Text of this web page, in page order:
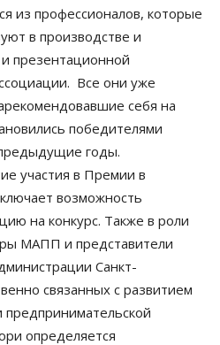
из профессионалов, которые
в производстве и
презентационной
Все они уже
себя на
победителями
годы.
участия в Премии в
возможность
на конкурс. Также в роли
МАПП и представители
Санкт-
связанных с развитием
предпринимательской
определяется